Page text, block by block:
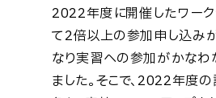
2022年度に開催したワー
て2倍以上の参加申し込み
なり実習への参加がかなわ
ました。そこで、2022年度